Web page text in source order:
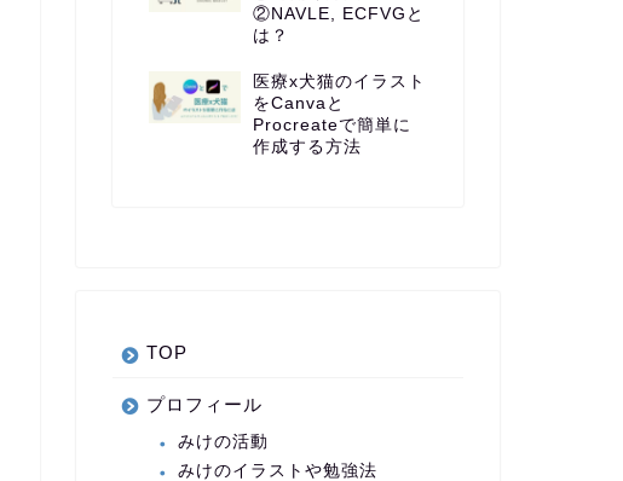
②NAVLE, ECFVGと
は？
医療x犬猫のイラスト
をCanvaと
Procreateで簡単に
作成する方法
TOP
プロフィール
みけの活動
みけのイラストや勉強法